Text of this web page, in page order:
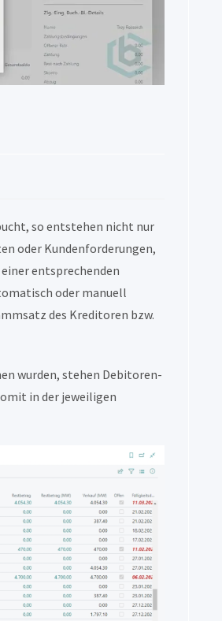
so entstehen nicht nur
oder Kundenforderungen,
entsprechenden
oder manuell
des Kreditoren bzw.
wurden, stehen Debitoren-
in der jeweiligen